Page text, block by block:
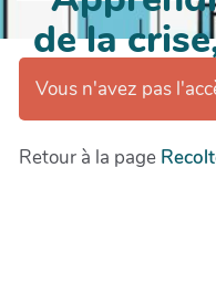
de la
Vous n'avez pas
Retour à la page